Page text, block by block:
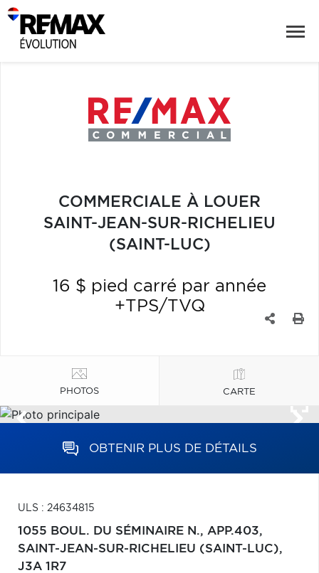
COMMERCIALE À LOUER
SAINT-JEAN-SUR-RICHELIEU
(SAINT-LUC)
16 $ pied carré par année
+TPS/TVQ
PHOTOS CARTE
OBTENIR PLUS DE DÉTAILS
ULS : 24634815
1055 BOUL. DU SÉMINAIRE N., APP.403,
SAINT-JEAN-SUR-RICHELIEU (SAINT-LUC),
J3A 1R7